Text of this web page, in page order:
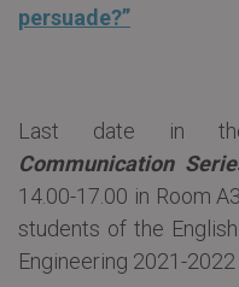
persuade?”
Last date in
Communication
14.00-17.00 in Room
students of the
Engineering 2021-